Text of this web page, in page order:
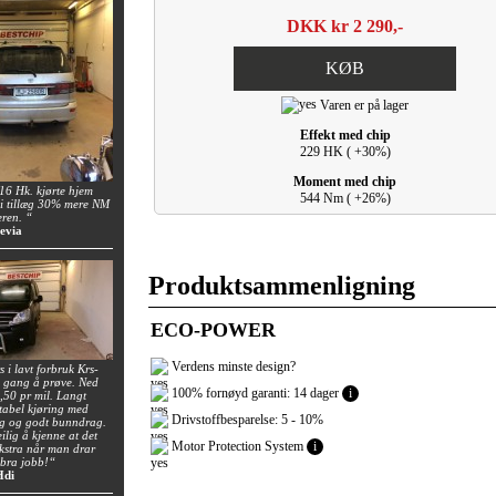
Hk. kjørte hjem
tillæg 30% mere NM
“
i lavt forbruk Krs-
gang å prøve. Ned
pr mil. Langt
kjøring med
og godt bunndrag.
å kjenne at det
når man drar
jobb!“
DKK kr 2 290,-
KØB
Varen er på lager
Effekt med chip
229 HK ( +30%)
Moment med chip
544 Nm ( +26%)
Produktsammenligning
ECO-POWER
Verdens minste design?
100% fornøyd garanti: 14 dager
i
Drivstoffbesparelse: 5 - 10%
Motor Protection System
i